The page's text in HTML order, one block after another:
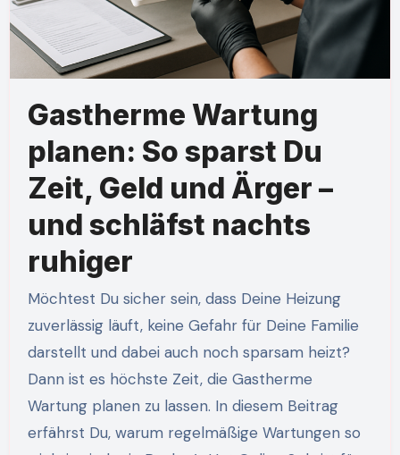
Gastherme Wartung
planen: So sparst Du
Zeit, Geld und Ärger –
und schläfst nachts
ruhiger
Möchtest Du sicher sein, dass Deine Heizung
zuverlässig läuft, keine Gefahr für Deine Familie
darstellt und dabei auch noch sparsam heizt?
Dann ist es höchste Zeit, die Gastherme
Wartung planen zu lassen. In diesem Beitrag
erfährst Du, warum regelmäßige Wartungen so